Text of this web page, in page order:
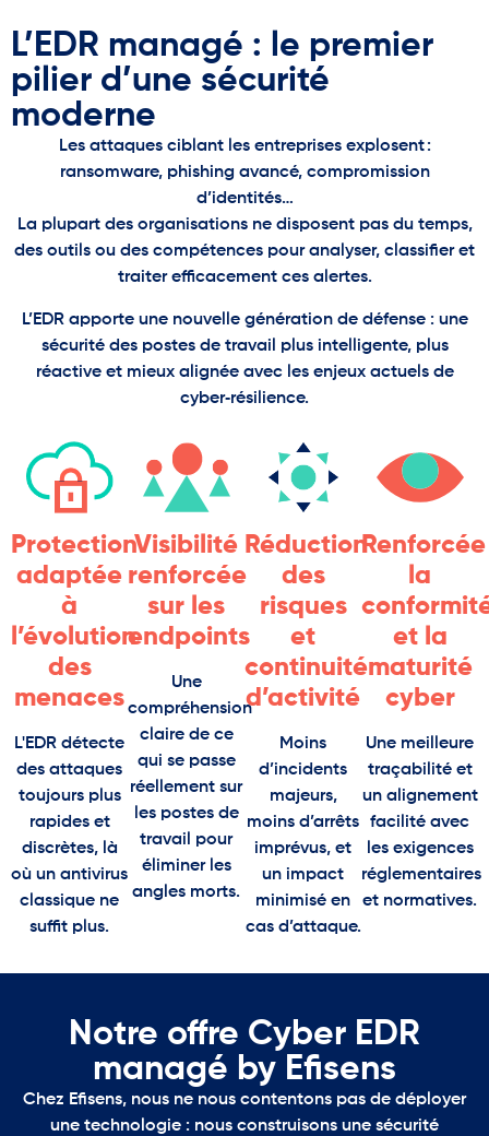
L’EDR managé : le premier
pilier d’une sécurité
moderne
Les attaques ciblant les entreprises explosent :
ransomware, phishing avancé, compromission
d’identités…
La plupart des organisations ne disposent pas du temps,
des outils ou des compétences pour analyser, classifier et
traiter efficacement ces alertes.
L’EDR apporte une nouvelle génération de défense : une
sécurité des postes de travail plus intelligente, plus
réactive et mieux alignée avec les enjeux actuels de
cyber‑résilience.
Protection
adaptée
à
l’évolution
des
menaces
L'EDR détecte
des attaques
toujours plus
rapides et
discrètes, là
où un antivirus
classique ne
suffit plus.
Visibilité
renforcée
sur les
endpoints
Une
compréhension
claire de ce
qui se passe
réellement sur
les postes de
travail pour
éliminer les
angles morts.
Réduction
des
risques
et
continuité
d’activité
Moins
d’incidents
majeurs,
moins d’arrêts
imprévus, et
un impact
minimisé en
cas d’attaque.
Renforcée
la
et la
maturité
cyber
Une meilleure
traçabilité et
un alignement
facilité avec
les exigences
réglementaires
et normatives.
Notre offre Cyber EDR
managé by Efisens
Chez Efisens, nous ne nous contentons pas de déployer
une technologie : nous construisons une sécurité